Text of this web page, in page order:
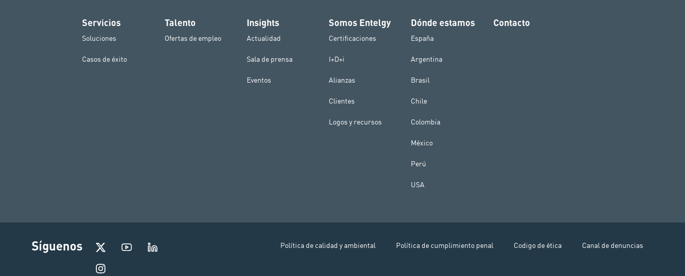
Servicios
Soluciones
Casos de éxito
Talento
Ofertas de empleo
Insights
Actualidad
Sala de prensa
Eventos
Somos Entelgy
Certificaciones
I+D+i
Alianzas
Clientes
Logos y recursos
Dónde estamos
España
Argentina
Brasil
Chile
Colombia
México
Perú
USA
Contacto
Síguenos
I
n
s
t
Política de calidad y ambiental Política de cumplimiento penal Codigo de ética Canal de denuncias